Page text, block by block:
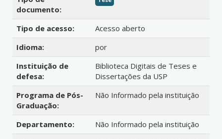
documento:
Tipo de acesso:
Acesso aberto
Idioma:
por
Instituição de
defesa:
Biblioteca Digitais de Teses e
Dissertações da USP
Programa de Pós-
Graduação:
Não Informado pela instituição
Departamento:
Não Informado pela instituição